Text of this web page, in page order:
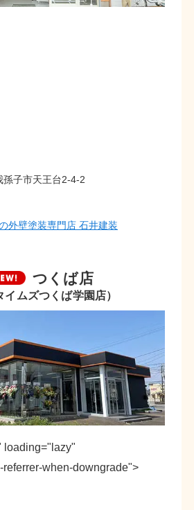
孫子市天王台2-4-2
外壁塗装専門店 石井建装
つくば店
イムズつくば学園店）
loading="lazy"
when-downgrade">